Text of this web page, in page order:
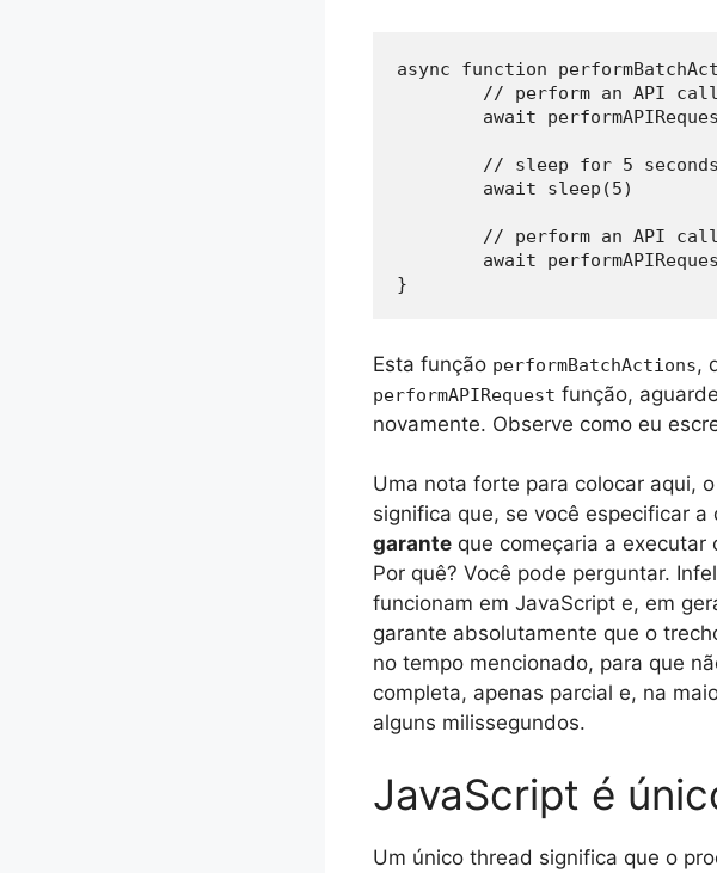
async function
}
Esta função performBatchActions,
performAPIRequest função, aguarde
novamente. Observe como eu
Uma nota forte para colocar aqui,
significa que, se você especificar
garante que começaria a executar
Por quê? Você pode perguntar.
funcionam em JavaScript e, em
garante absolutamente que o
no tempo mencionado, para que
completa, apenas parcial e, na
alguns milissegundos.
JavaScript é
Um único thread significa que o